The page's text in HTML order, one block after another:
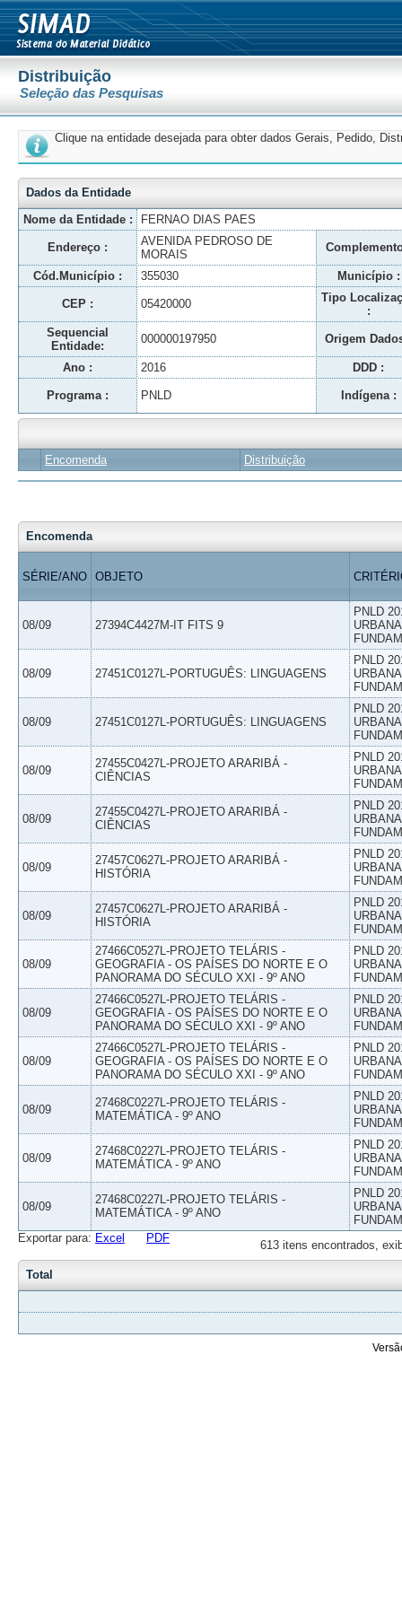
Distribuição
Seleção das Pesquisas
Clique na entidade desejada para obter dados Gerais, Pedido,
Dados da Entidade
Nome da Entidade :
FERNAO DIAS PAES
Endereço :
AVENIDA PEDROSO DE
MORAIS
Cód.Município : 355030 Município :
CEP : 05420000
Tipo
:
Sequencial
Entidade:
000000197950 Origem
Ano : 2016 DDD :
Programa : PNLD Indígena :
Encomenda Distribuição
Encomenda
SÉRIE/ANO OBJETO
08/09 27394C4427M-IT FITS 9
PNLD
08/09 27451C0127L-PORTUGUÊS: LINGUAGENS
PNLD
08/09 27451C0127L-PORTUGUÊS: LINGUAGENS
PNLD
08/09
27455C0427L-PROJETO ARARIBÁ -
CIÊNCIAS
PNLD
08/09
27455C0427L-PROJETO ARARIBÁ -
CIÊNCIAS
PNLD
08/09
27457C0627L-PROJETO ARARIBÁ -
HISTÓRIA
PNLD
08/09
27457C0627L-PROJETO ARARIBÁ -
HISTÓRIA
PNLD
08/09
27466C0527L-PROJETO TELÁRIS -
GEOGRAFIA - OS PAÍSES DO NORTE E O
PANORAMA DO SÉCULO XXI - 9º ANO
PNLD
08/09
27466C0527L-PROJETO TELÁRIS -
GEOGRAFIA - OS PAÍSES DO NORTE E O
PANORAMA DO SÉCULO XXI - 9º ANO
PNLD
08/09
27466C0527L-PROJETO TELÁRIS -
GEOGRAFIA - OS PAÍSES DO NORTE E O
PANORAMA DO SÉCULO XXI - 9º ANO
PNLD
08/09
27468C0227L-PROJETO TELÁRIS -
MATEMÁTICA - 9º ANO
PNLD
08/09
27468C0227L-PROJETO TELÁRIS -
MATEMÁTICA - 9º ANO
PNLD
08/09
27468C0227L-PROJETO TELÁRIS -
MATEMÁTICA - 9º ANO
PNLD
613 itens encontrados,
Exportar para: Excel PDF
Total